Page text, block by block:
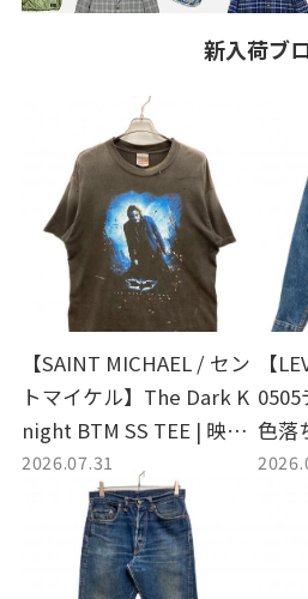
新入荷ブ
【SAINT MICHAEL / セン
トマイケル】The Dark K
night BTM SS TEE | 映画
の余韻を纏う究極のヴィ
ンテージ加工Tシャツ
2026.07.31
【
色落
ンテ